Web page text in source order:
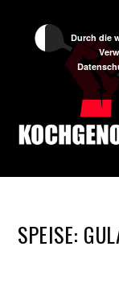
SPEISE:
Durch die